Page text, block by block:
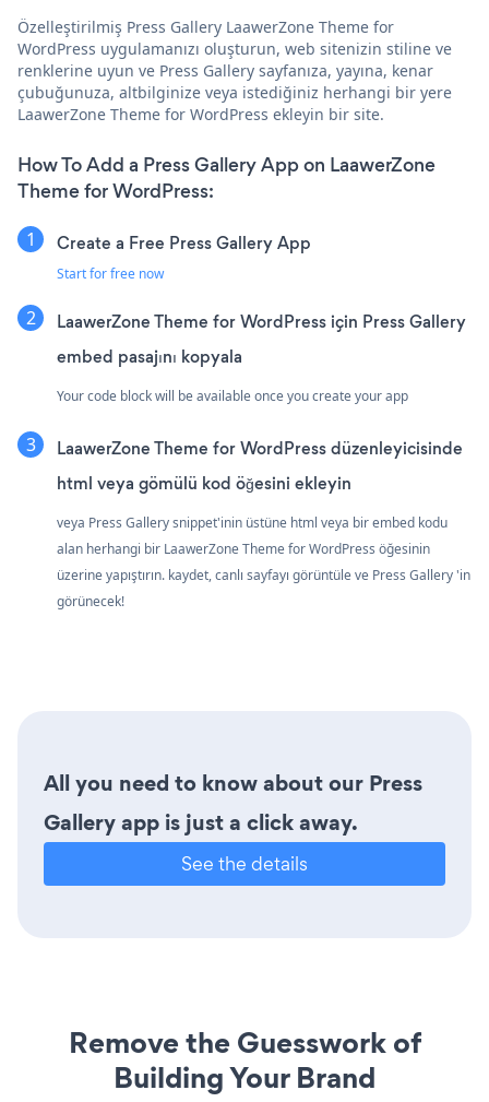
Özelleştirilmiş Press Gallery LaawerZone Theme for
WordPress uygulamanızı oluşturun, web sitenizin stiline ve
renklerine uyun ve Press Gallery sayfanıza, yayına, kenar
çubuğunuza, altbilginize veya istediğiniz herhangi bir yere
LaawerZone Theme for WordPress ekleyin bir site.
How To Add a Press Gallery App on LaawerZone
Theme for WordPress:
Create a Free Press Gallery App
Start for free now
LaawerZone Theme for WordPress için Press Gallery
embed pasajını kopyala
Your code block will be available once you create your app
LaawerZone Theme for WordPress düzenleyicisinde
html veya gömülü kod öğesini ekleyin
veya Press Gallery snippet'inin üstüne html veya bir embed kodu
alan herhangi bir LaawerZone Theme for WordPress öğesinin
üzerine yapıştırın. kaydet, canlı sayfayı görüntüle ve Press Gallery 'in
görünecek!
All you need to know about our Press
Gallery app is just a click away.
See the details
Remove the Guesswork of
Building Your Brand